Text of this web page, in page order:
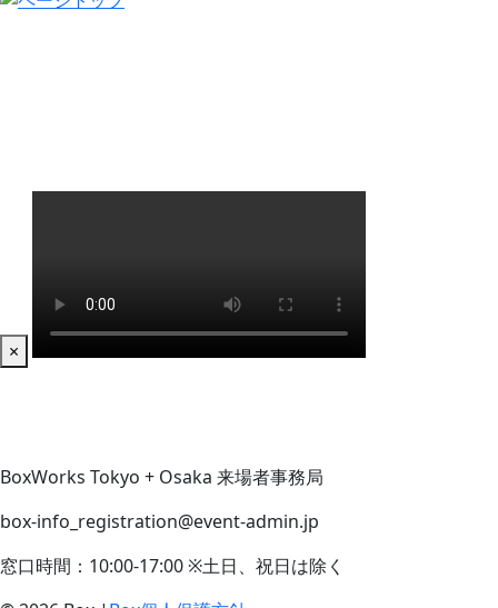
BoxWorks Tokyo + Osaka 来場者事務局
box-info_registration@event-admin.jp
窓口時間：10:00-17:00 ※土日、祝日は除く
×